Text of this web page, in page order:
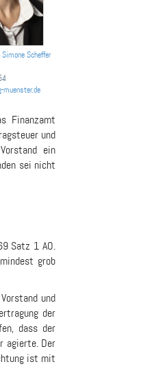
Scheffer
muenster.de
Finanzamt
und
ein
sei nicht
Satz 1 AO.
grob
und
der
dass der
agierte. Der
ist mit